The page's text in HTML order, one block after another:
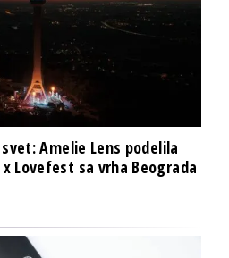
Amelie Lens podelila
Lovefest sa vrha Beograda